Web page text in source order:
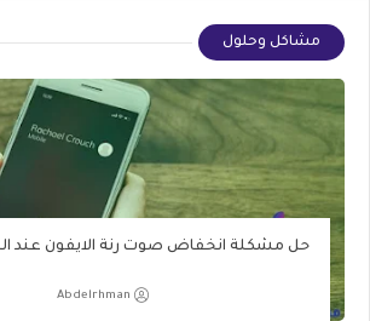
مشاكل وحلول
حل مشكلة انخفاض صوت رنة الايفون عند
Abdelrhman